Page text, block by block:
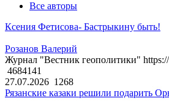
Все авторы
Ксения Фетисова- Бастрыкину быть!
Розанов Валерий
Журнал "Вестник геополитики"
4684141
27.07.2026 1268
Рязанские казаки решили подарить